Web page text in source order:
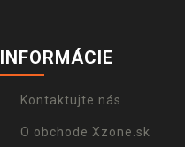
INFORMÁCIE
Kontaktujte nás
O obchode Xzone.sk